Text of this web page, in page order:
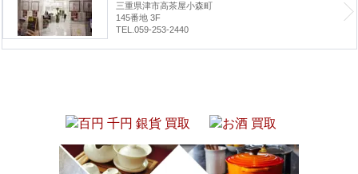
三重県津市高茶屋小森町
145番地 3F
TEL.059-253-2440